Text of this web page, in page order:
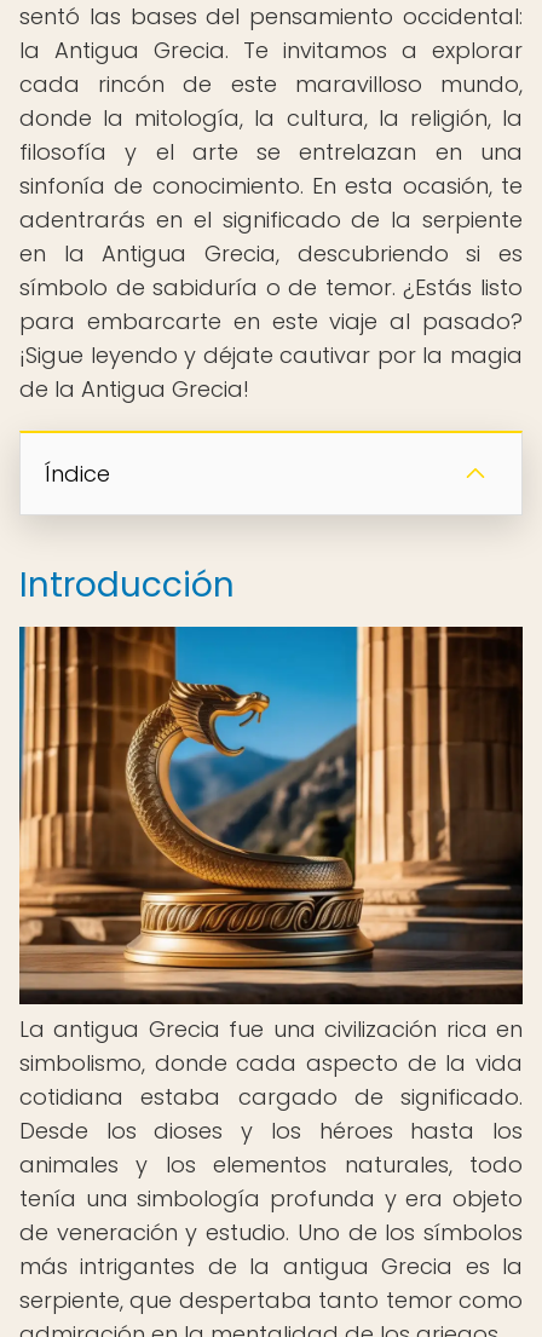
sentó las bases del pensamiento occidental:
la Antigua Grecia. Te invitamos a explorar
cada rincón de este maravilloso mundo,
donde la mitología, la cultura, la religión, la
filosofía y el arte se entrelazan en una
sinfonía de conocimiento. En esta ocasión, te
adentrarás en el significado de la serpiente
en la Antigua Grecia, descubriendo si es
símbolo de sabiduría o de temor. ¿Estás listo
para embarcarte en este viaje al pasado?
¡Sigue leyendo y déjate cautivar por la magia
de la Antigua Grecia!
Índice
Introducción
La antigua Grecia fue una civilización rica en
simbolismo, donde cada aspecto de la vida
cotidiana estaba cargado de significado.
Desde los dioses y los héroes hasta los
animales y los elementos naturales, todo
tenía una simbología profunda y era objeto
de veneración y estudio. Uno de los símbolos
más intrigantes de la antigua Grecia es la
serpiente, que despertaba tanto temor como